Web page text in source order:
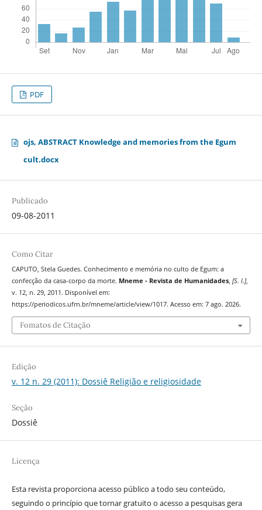
PDF
ojs, ABSTRACT Knowledge and memories from the Egum
cult.docx
Publicado
09-08-2011
Como Citar
CAPUTO, Stela Guedes. Conhecimento e memória no culto de Egum: a
confecção da casa-corpo da morte. Mneme - Revista de Humanidades, [S. l.],
v. 12, n. 29, 2011. Disponível em:
https://periodicos.ufrn.br/mneme/article/view/1017. Acesso em: 7 ago. 2026.
Fomatos de Citação
Edição
v. 12 n. 29 (2011): Dossiê Religião e religiosidade
Seção
Dossiê
Licença
Esta revista proporciona acesso público a todo seu conteúdo,
seguindo o princípio que tornar gratuito o acesso a pesquisas gera